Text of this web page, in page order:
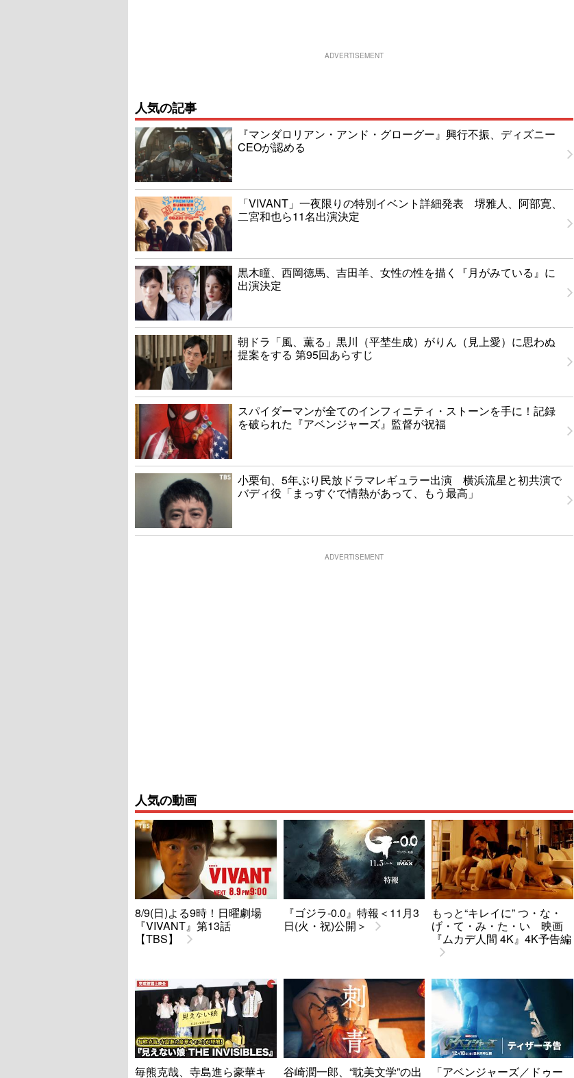
ADVERTISEMENT
人気の記事
『マンダロリアン・アンド・グローグー』興行不振、ディズニー
CEOが認める
「VIVANT」一夜限りの特別イベント詳細発表 堺雅人、阿部寛、
二宮和也ら11名出演決定
黒木瞳、西岡徳馬、吉田羊、女性の性を描く『月がみている』に
出演決定
朝ドラ「風、薫る」黒川（平埜生成）がりん（見上愛）に思わぬ
提案をする 第95回あらすじ
スパイダーマンが全てのインフィニティ・ストーンを手に！記録
を破られた『アベンジャーズ』監督が祝福
小栗旬、5年ぶり民放ドラマレギュラー出演 横浜流星と初共演で
バディ役「まっすぐで情熱があって、もう最高」
ADVERTISEMENT
人気の動画
8/9(日)よる9時！日曜劇場
『VIVANT』第13話
【TBS】
『ゴジラ-0.0』特報＜11月3
日(火・祝)公開＞
もっと“キレイに” つ・な・
げ・て・み・た・い 映画
『ムカデ人間 4K』4K予告編
毎熊克哉、寺島進ら豪華キ
谷崎潤一郎、“耽美文学”の出
「アベンジャーズ／ドゥー